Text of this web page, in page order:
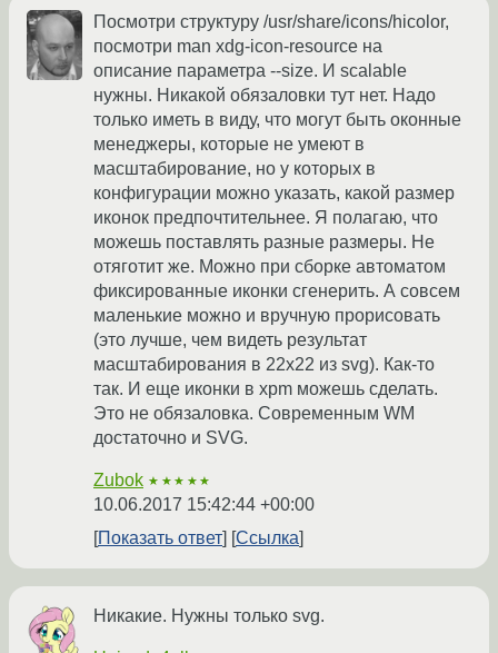
Посмотри структуру /usr/share/icons/hicolor,
посмотри man xdg-icon-resource на
описание параметра --size. И scalable
нужны. Никакой обязаловки тут нет. Надо
только иметь в виду, что могут быть оконные
менеджеры, которые не умеют в
масштабирование, но у которых в
конфигурации можно указать, какой размер
иконок предпочтительнее. Я полагаю, что
можешь поставлять разные размеры. Не
отяготит же. Можно при сборке автоматом
фиксированные иконки сгенерить. А совсем
маленькие можно и вручную прорисовать
(это лучше, чем видеть результат
масштабирования в 22х22 из svg). Как-то
так. И еще иконки в xpm можешь сделать.
Это не обязаловка. Современным WM
достаточно и SVG.
Zubok ★★★★★
10.06.2017 15:42:44 +00:00
Показать ответ
Ссылка
Никакие. Нужны только svg.